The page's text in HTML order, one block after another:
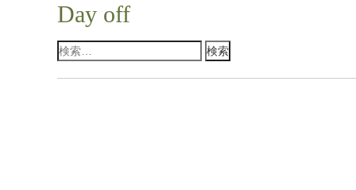
Day off
検